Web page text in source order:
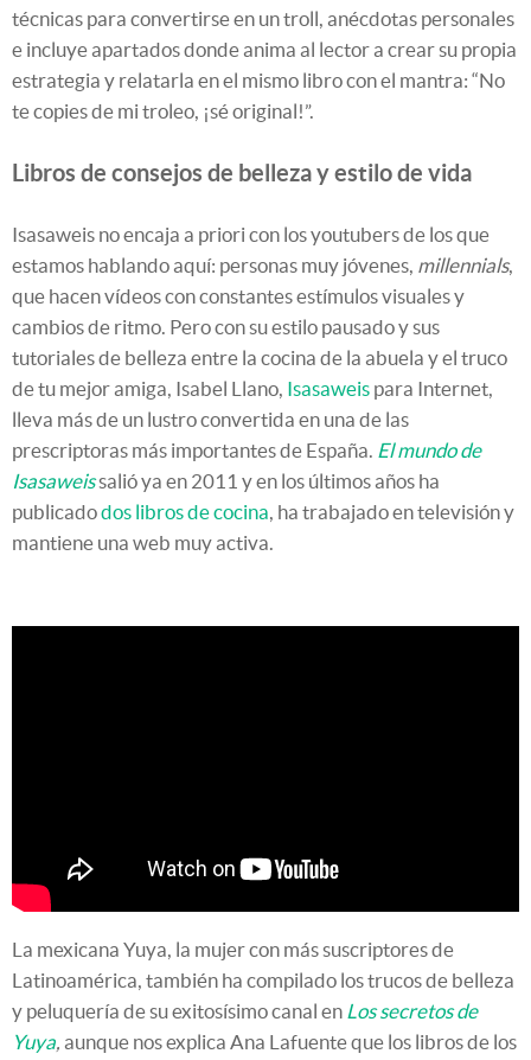
técnicas para convertirse en un troll, anécdotas personales
e incluye apartados donde anima al lector a crear su propia
estrategia y relatarla en el mismo libro con el mantra: “No
te copies de mi troleo, ¡sé original!”.
Libros de consejos de belleza y estilo de vida
Isasaweis no encaja a priori con los youtubers de los que
estamos hablando aquí: personas muy jóvenes, millennials,
que hacen vídeos con constantes estímulos visuales y
cambios de ritmo. Pero con su estilo pausado y sus
tutoriales de belleza entre la cocina de la abuela y el truco
de tu mejor amiga, Isabel Llano, Isasaweis para Internet,
lleva más de un lustro convertida en una de las
prescriptoras más importantes de España. El mundo de
Isasaweissalió ya en 2011 y en los últimos años ha
publicadodos libros de cocina , ha trabajado en televisión y
mantiene una web muy activa.
La mexicana Yuya, la mujer con más suscriptores de
Latinoamérica, también ha compilado los trucos de belleza
y peluquería de su exitosísimo canal en Los secretos de
Yuya, aunque nos explica Ana Lafuente que los libros de los